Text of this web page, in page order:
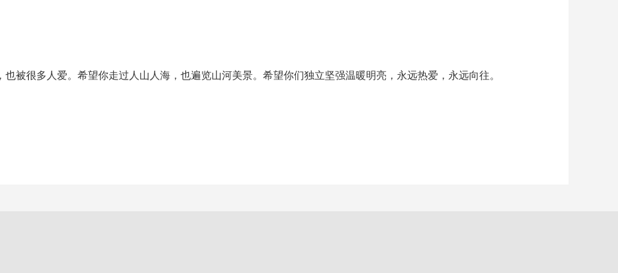
被很多人爱。希望你走过人山人海，也遍览山河美景。希望你们独立坚强温暖明亮，永远热爱，永远向往。